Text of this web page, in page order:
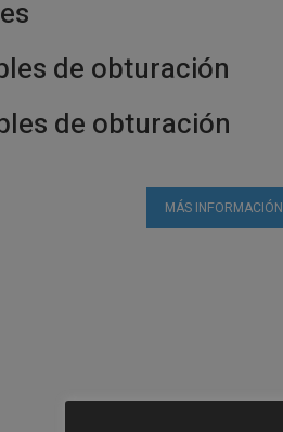
de obturación
de obturación
MÁS INFORMACIÓN